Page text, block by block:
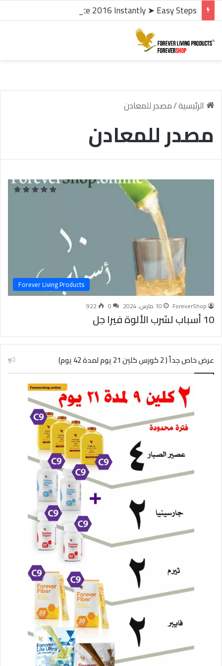
الرئيسية/مصدر للمعادن
مصدر للمعادن
Forever Living Products
ForeverShop 10 مارس، 2024 0
922
10 أسباب لشرب الألوة فيرا جل
عرض خاص جداً ( 2 كورس كلين 21 يوم لمدة 42 يوم)